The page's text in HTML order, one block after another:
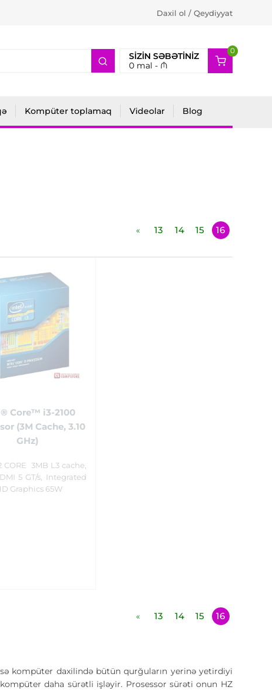
Daxil ol / Qeydiyyat
SIZIN SƏBƏTINIZ
0mal - ₼
0
2
Kompüter toplamaq Videolar Blog
« 13 14 15 16
Core™ i3-2100
(3M Cache, 3.10
GHz)
CORE 3MB L3 cache,
5 GT/s, Integrated
Graphics 65W
« 13 14 15 16
kompüter daxilində bütün qurğuların yerinə yetirdiyi
daha sürətli işləyir. Prosessor sürəti onun HZ